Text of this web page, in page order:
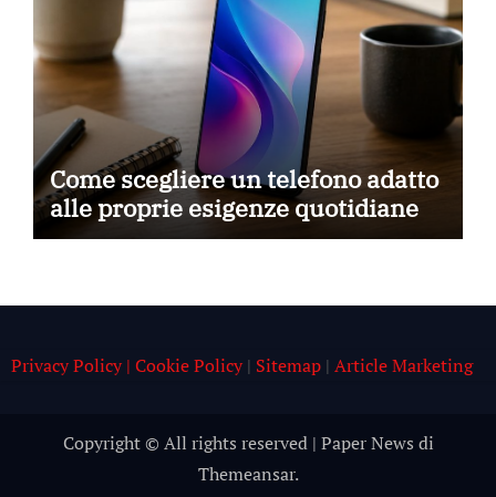
Come scegliere un telefono adatto
alle proprie esigenze quotidiane
Privacy Policy | Cookie Policy| Sitemap| Article Marketing
Copyright © All rights reserved | Paper News di
Themeansar.